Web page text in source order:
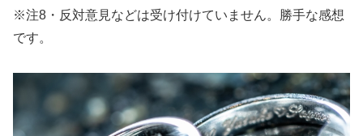
※注8・反対意見などは受け付けていません。勝手な感想
です。